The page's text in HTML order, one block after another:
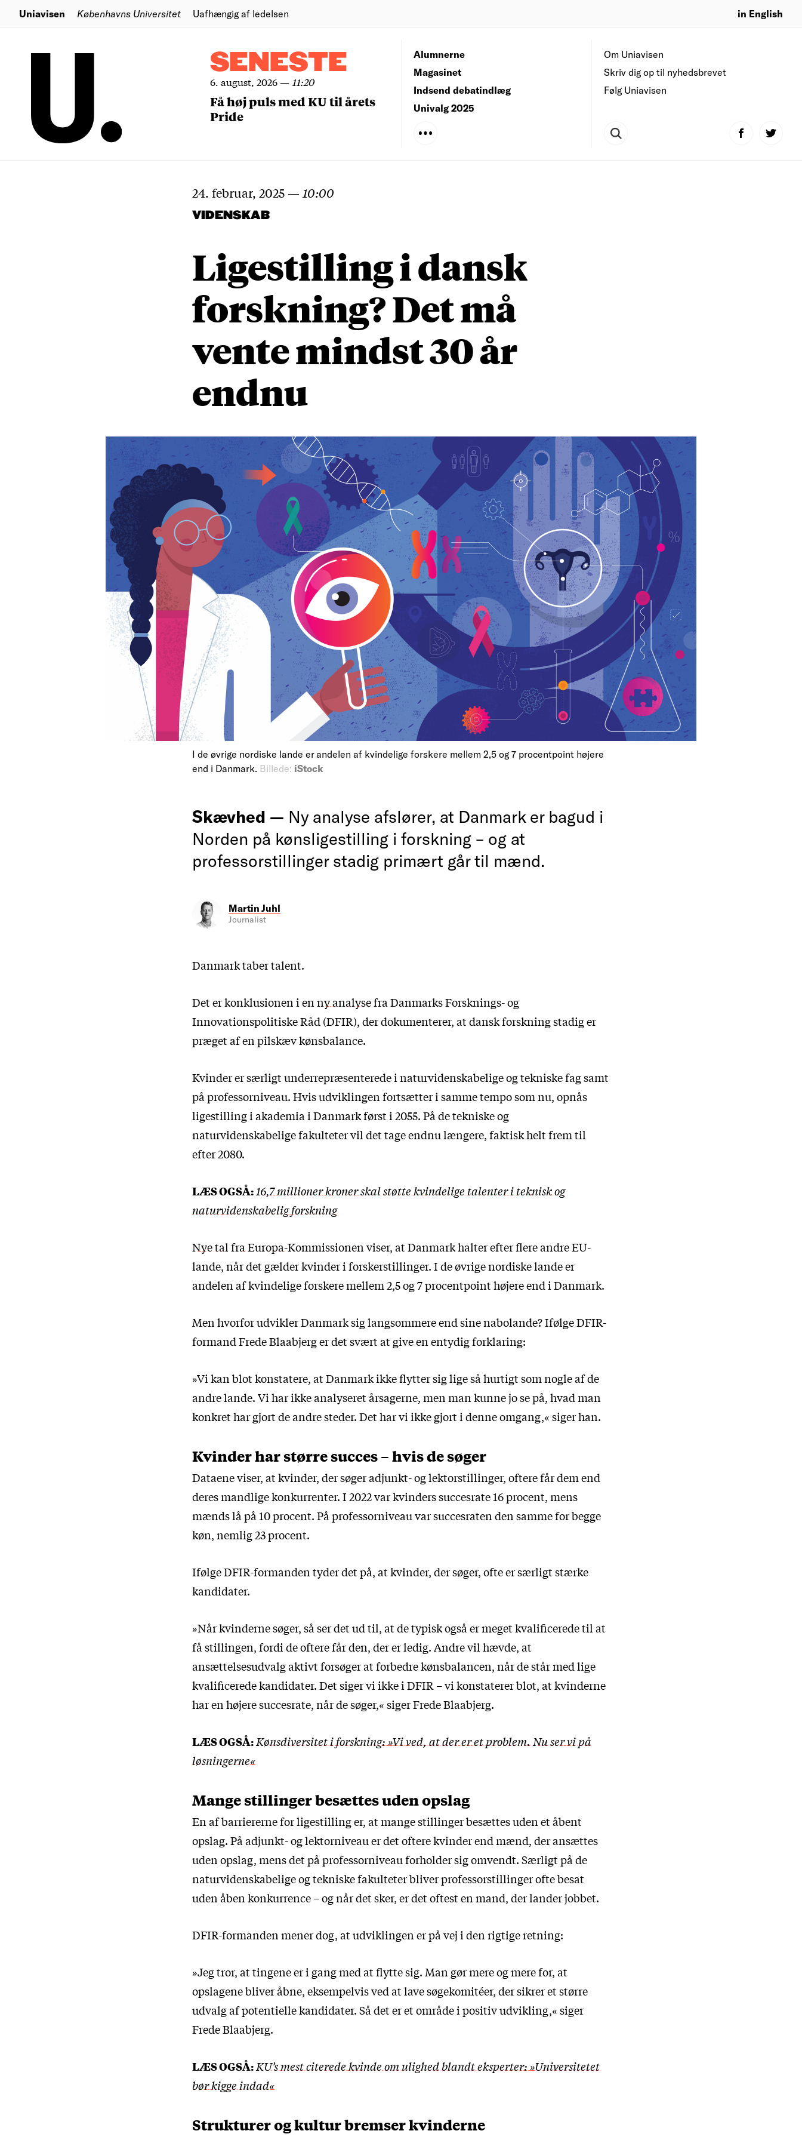
Uniavisen Københavns Universitet Uafhængig af ledelsen in English
SENESTE
6. august, 2026— 11:20
Få høj puls med KU til årets
Pride
Om Uniavisen
Skriv dig op til nyhedsbrevet
Følg Uniavisen
Alumnerne
Magasinet
Indsend debatindlæg
Univalg 2025
24. februar, 2025 — 10:00
VIDENSKAB
Ligestilling i dansk
forskning? Det må
vente mindst 30 år
endnu
I de øvrige nordiske lande er andelen af kvindelige forskere mellem 2,5 og 7 procentpoint højere
end i Danmark. Billede: iStock
Skævhed — Ny analyse afslører, at Danmark er bagud i
Norden på kønsligestilling i forskning – og at
professorstillinger stadig primært går til mænd.
Martin Juhl
Journalist
Danmark taber talent.
Det er konklusionen ien ny analysefra Danmarks Forsknings- og
Innovationspolitiske Råd (DFIR), der dokumenterer, at dansk forskning stadig er
præget af en pilskæv kønsbalance.
Kvinder er særligt underrepræsenterede i naturvidenskabelige og tekniske fag samt
på professorniveau. Hvis udviklingen fortsætter i samme tempo som nu, opnås
ligestilling i akademia i Danmark først i 2055. På de tekniske og
naturvidenskabelige fakulteter vil det tage endnu længere, faktisk helt frem til
efter 2080.
LÆS OGSÅ:16,7 millioner kroner skal støtte kvindelige talenter i teknisk og
naturvidenskabelig forskning
Nye tal fra Europa-Kommissionenviser, at Danmark halter efter flere andre EU-
lande, når det gælder kvinder i forskerstillinger. I de øvrige nordiske lande er
andelen af kvindelige forskere mellem 2,5 og 7 procentpoint højere end i Danmark.
Men hvorfor udvikler Danmark sig langsommere end sine nabolande? Ifølge DFIR-
formand Frede Blaabjerg er det svært at give en entydig forklaring:
»Vi kan blot konstatere, at Danmark ikke flytter sig lige så hurtigt som nogle af de
andre lande. Vi har ikke analyseret årsagerne, men man kunne jo se på, hvad man
konkret har gjort de andre steder. Det har vi ikke gjort i denne omgang,« siger han.
Kvinder har større succes – hvis de søger
Dataene viser, at kvinder, der søger adjunkt- og lektorstillinger, oftere får dem end
deres mandlige konkurrenter. I 2022 var kvinders succesrate 16 procent, mens
mænds lå på 10 procent. På professorniveau var succesraten den samme for begge
køn, nemlig 23 procent.
Ifølge DFIR-formanden tyder det på, at kvinder, der søger, ofte er særligt stærke
kandidater.
»Når kvinderne søger, så ser det ud til, at de typisk også er meget kvalificerede til at
få stillingen, fordi de oftere får den, der er ledig. Andre vil hævde, at
ansættelsesudvalg aktivt forsøger at forbedre kønsbalancen, når de står med lige
kvalificerede kandidater. Det siger vi ikke i DFIR – vi konstaterer blot, at kvinderne
har en højere succesrate, når de søger,« siger Frede Blaabjerg.
LÆS OGSÅ:Kønsdiversitet i forskning: »Vi ved, at der er et problem. Nu ser vi på
løsningerne«
Mange stillinger besættes uden opslag
En af barriererne for ligestilling er, at mange stillinger besættes uden et åbent
opslag. På adjunkt- og lektorniveau er det oftere kvinder end mænd, der ansættes
uden opslag, mens det på professorniveau forholder sig omvendt. Særligt på de
naturvidenskabelige og tekniske fakulteter bliver professorstillinger ofte besat
uden åben konkurrence – og når det sker, er det oftest en mand, der lander jobbet.
DFIR-formanden mener dog, at udviklingen er på vej i den rigtige retning:
»Jeg tror, at tingene er i gang med at flytte sig. Man gør mere og mere for, at
opslagene bliver åbne, eksempelvis ved at lave søgekomitéer, der sikrer et større
udvalg af potentielle kandidater. Så det er et område i positiv udvikling,« siger
Frede Blaabjerg.
LÆS OGSÅ:KU’s mest citerede kvinde om ulighed blandt eksperter: »Universitetet
bør kigge indad«
Strukturer og kultur bremser kvinderne